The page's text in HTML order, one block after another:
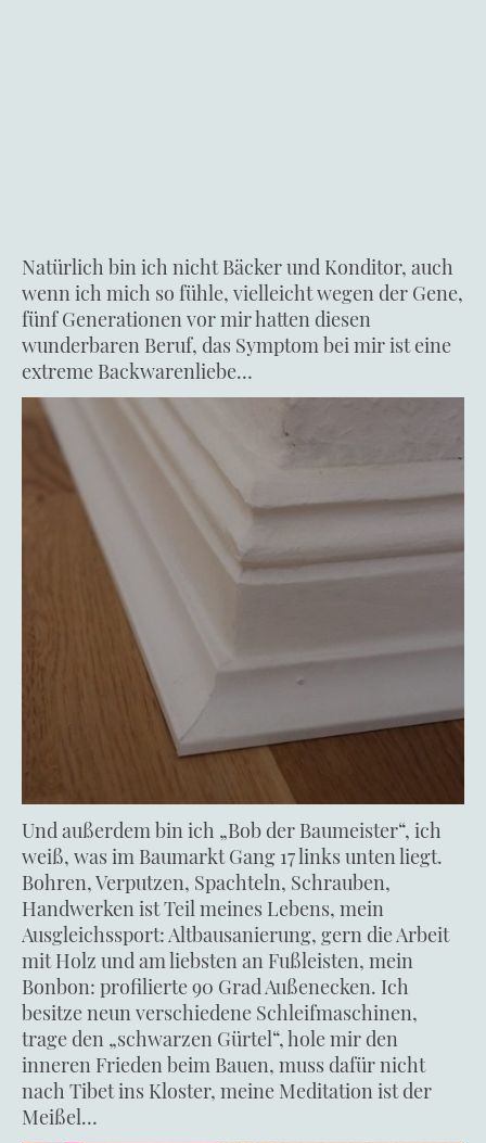
Natürlich bin ich nicht Bäcker und Konditor, auch
wenn ich mich so fühle, vielleicht wegen der Gene,
fünf Generationen vor mir hatten diesen
wunderbaren Beruf, das Symptom bei mir ist eine
extreme Backwarenliebe…
Und außerdem bin ich „Bob der Baumeister“, ich
weiß, was im Baumarkt Gang 17 links unten liegt.
Bohren, Verputzen, Spachteln, Schrauben,
Handwerken ist Teil meines Lebens, mein
Ausgleichssport: Altbausanierung, gern die Arbeit
mit Holz und am liebsten an Fußleisten, mein
Bonbon: profilierte 90 Grad Außenecken. Ich
besitze neun verschiedene Schleifmaschinen,
trage den „schwarzen Gürtel“, hole mir den
inneren Frieden beim Bauen, muss dafür nicht
nach Tibet ins Kloster, meine Meditation ist der
Meißel…